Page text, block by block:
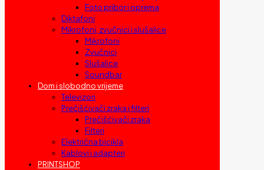
Foto pribor i oprema
Diktafoni
Mikrofoni, zvučnici i slušalice
Mikrofoni
Zvučnici
Slušalice
Soundbar
Dom i slobodno vrijeme
Televizori
Prečišćivači zraka i filteri
Prečišćivači zraka
Filteri
Električna bicikla
Kablovi i adapteri
PRINTSHOP